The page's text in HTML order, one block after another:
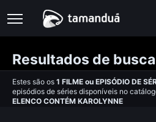
Resultados de busca
Estes são os 1 FILME ou EPISÓDIO DE
episódios de séries disponíveis no
ELENCO CONTÉM KAROLYNNE